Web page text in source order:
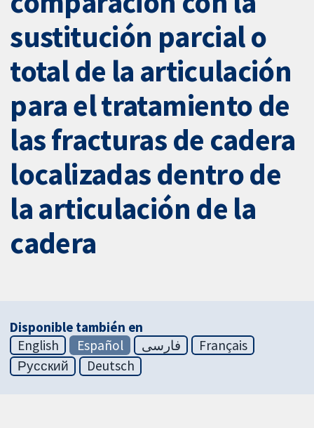
sustitución parcial o
total de la articulación
para el tratamiento de
las fracturas de cadera
localizadas dentro de
la articulación de la
cadera
Disponible también en
English
Español فارسی
Français
Русский
Deutsch